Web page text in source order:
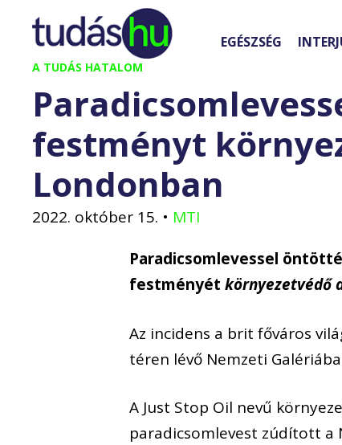
Kilépés
tartalomba
A TUDÁS HATALOM
EGÉSZSÉG
festményt
Londonban
2022. október 15. • MTI
Paradicsomlevessel
festményétkörnyezetvédő
Az incidens a brit főváros
téren lévő Nemzeti
A Just Stop Oil nevű
paradicsomlevest zúdított a